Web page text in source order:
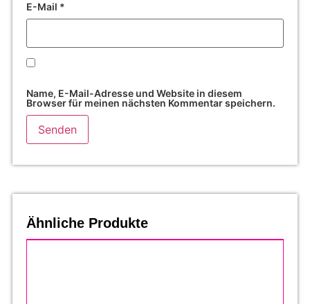
E-Mail *
Name, E-Mail-Adresse und Website in diesem
Browser für meinen nächsten Kommentar speichern.
Ähnliche Produkte